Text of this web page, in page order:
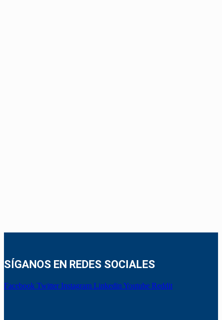
SÍGANOS EN REDES SOCIALES
Facebook Twitter Instagram Linkedin Youtube Reddit